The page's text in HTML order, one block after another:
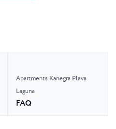
Apartments Kanegra Plava
Laguna
FAQ